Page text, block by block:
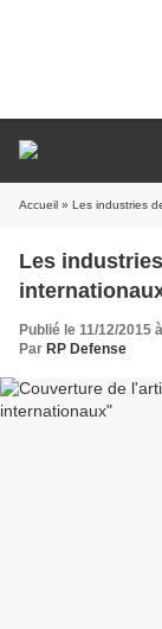
Accueil » Les industries
Les
Publié le 11/12/2015
Par RP Defense